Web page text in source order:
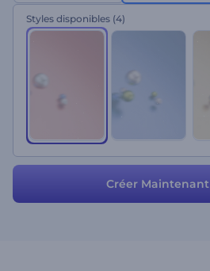
Styles disponibles (4)
Créer Maintenant